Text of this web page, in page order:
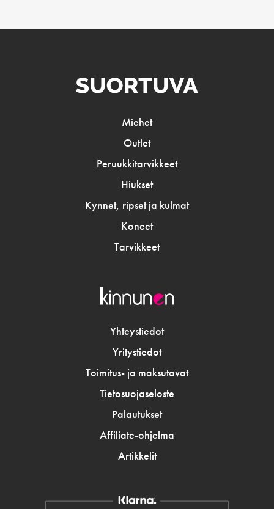
Miehet
Outlet
Peruukkitarvikkeet
Hiukset
Kynnet, ripset ja kulmat
Koneet
Tarvikkeet
Yhteystiedot
Yritystiedot
Toimitus- ja maksutavat
Tietosuojaseloste
Palautukset
Affiliate-ohjelma
Artikkelit